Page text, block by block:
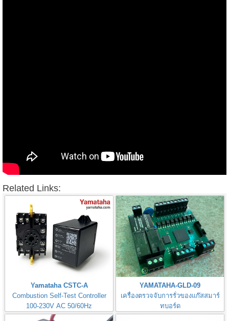
Related Links:
Yamataha CSTC-A
Combustion Self-Test Controller
100-230V AC 50/60Hz
YAMATAHA-GLD-09
เครื่องตรวจจับการรั่วของแก๊สสมาร์
ทบอร์ด
Gas Leak Detector Smart Board